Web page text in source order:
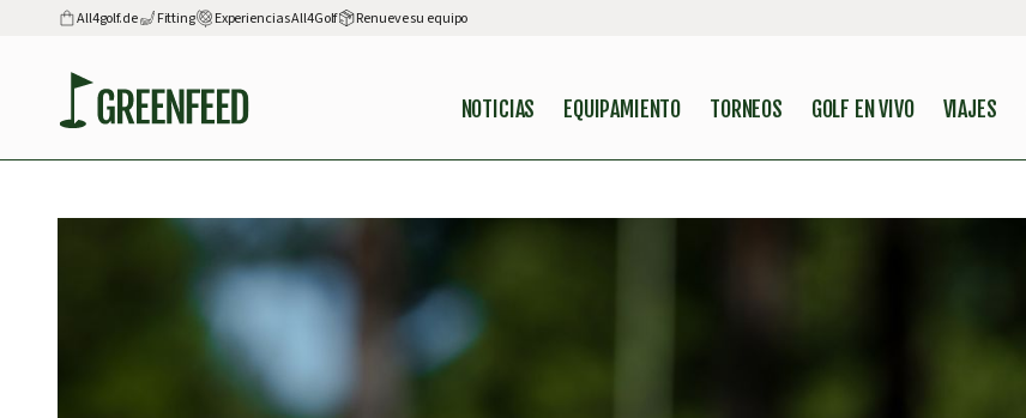
All4golf.de Fitting Experiencias All4Golf Renueve su equipo
NOTICIAS EQUIPAMIENTO TORNEOS GOLF EN VIVO VIAJES